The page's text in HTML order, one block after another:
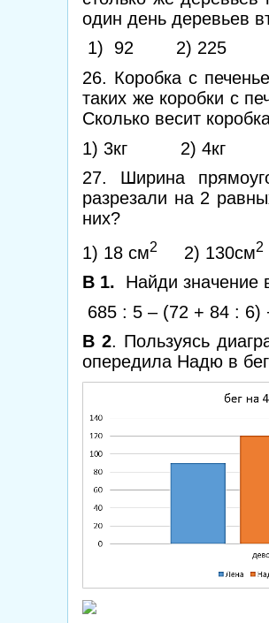
один день деревьев
1) 92 2) 225
26. Коробка с
таких же коробки с
Сколько весит
1) 3кг 2) 4кг
27. Ширина
разрезали на 2
них?
1) 18 см2 2) 130см2
В 1. Найди значение
685 : 5 – (72 + 84 : 6)
В 2. Пользуясь
опередила Надю в